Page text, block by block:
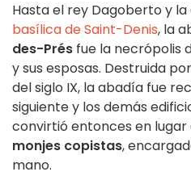
Hasta el rey Dagoberto y
basílica de Saint-Denis, la
des-Prés fue la necrópolis
y sus esposas. Destruida
del siglo IX, la abadía fue
siguiente y los demás
convirtió entonces en
monjes copistas,
mano.